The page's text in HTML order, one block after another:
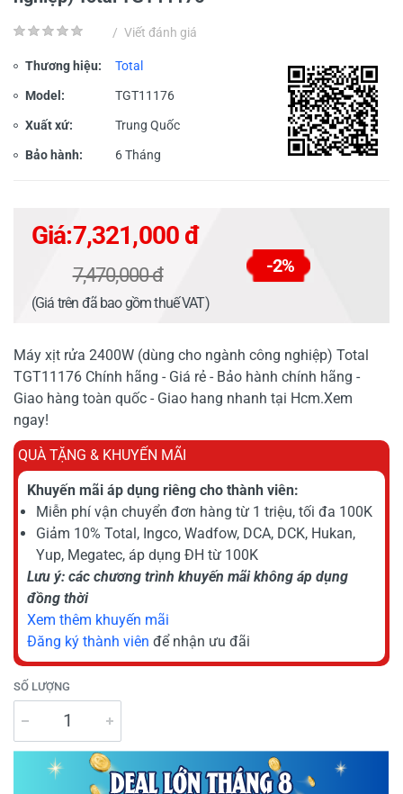
/ Viết đánh giá
Thương hiệu: Total
Model: TGT11176
Xuất xứ: Trung Quốc
Bảo hành: 6 Tháng
Giá:7,321,000 đ
7,470,000 đ -2%
(Giá trên đã bao gồm thuế VAT)
Máy xịt rửa 2400W (dùng cho ngành công nghiệp) Total
TGT11176 Chính hãng - Giá rẻ - Bảo hành chính hãng -
Giao hàng toàn quốc - Giao hang nhanh tại Hcm.Xem
ngay!
QUÀ TẶNG & KHUYẾN MÃI
Khuyến mãi áp dụng riêng cho thành viên:
Miễn phí vận chuyển đơn hàng từ 1 triệu, tối đa 100K
Giảm 10% Total, Ingco, Wadfow, DCA, DCK, Hukan,
Yup, Megatec, áp dụng ĐH từ 100K
Lưu ý: các chương trình khuyến mãi không áp dụng
đồng thời
Xem thêm khuyến mãi
Đăng ký thành viên để nhận ưu đãi
SỐ LƯỢNG